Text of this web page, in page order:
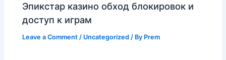
Эпикстар казино обход блокировок и
доступ к играм
Leave a Comment / Uncategorized / By Prem